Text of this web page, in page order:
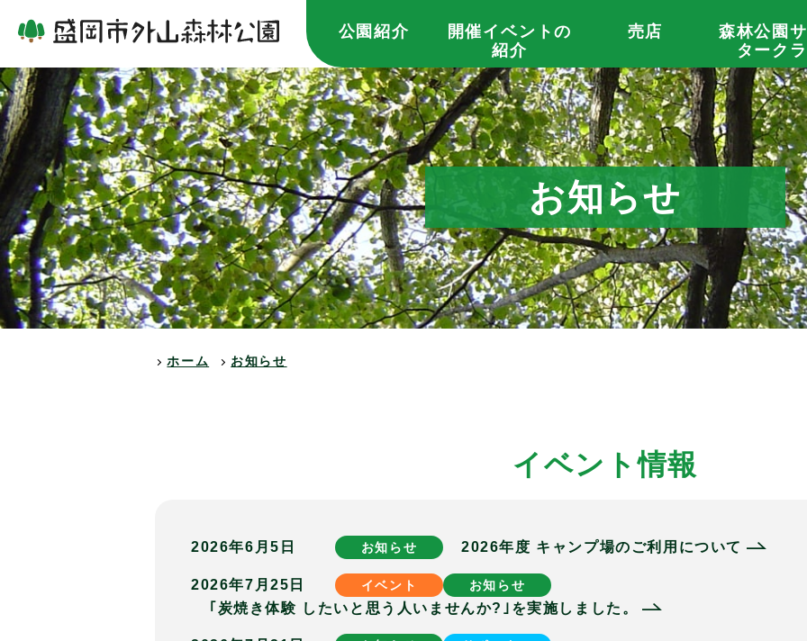
公園紹介
開催イベントの
紹介
売店
森林公園
ターク
お知らせ
ホーム お知らせ
イベント情報
2026年6月5日 お知らせ 2026年度 キャンプ場のご利用について
2026年7月25日 イベント お知らせ
｢炭焼き体験 したいと思う人いませんか?｣を実施しました。